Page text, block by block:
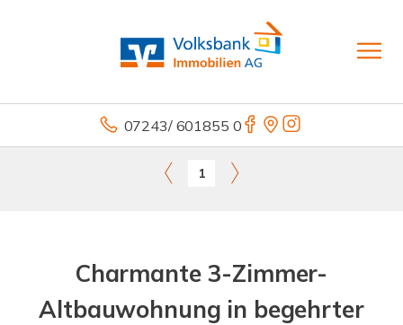
07243/ 601855 0
1
Charmante 3-Zimmer-
Altbauwohnung in begehrter